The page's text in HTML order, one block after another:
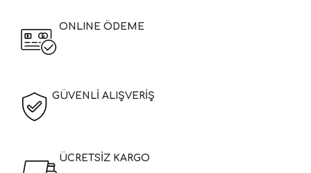
ONLINE ÖDEME
GÜVENLİ ALIŞVERİŞ
ÜCRETSİZ KARGO